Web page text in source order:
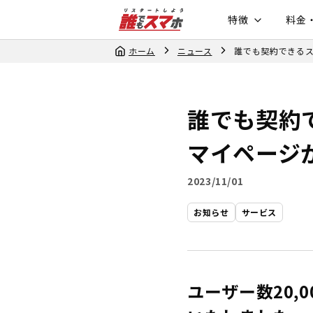
特徴 料金
ホーム ニュース 誰でも契約できる
誰でも契約
マイページ
2023/11/01
お知らせ サービス
ユーザー数